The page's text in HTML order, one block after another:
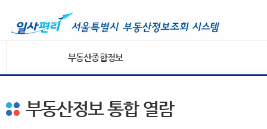
부동산종합정보
부동산정보 통합 열람